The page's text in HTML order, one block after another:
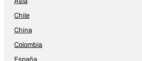
Chile
China
Colombia